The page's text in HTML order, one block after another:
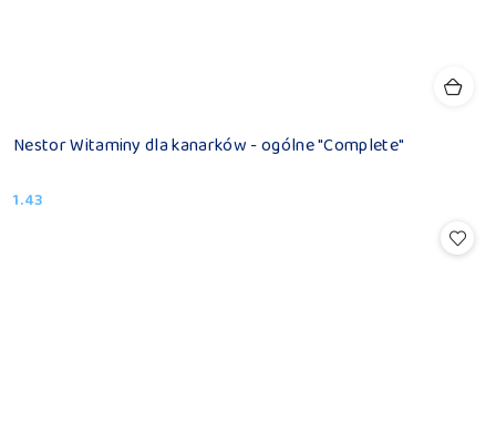
Nestor Witaminy dla kanarków - ogólne "Complete"
Cena:
1.43